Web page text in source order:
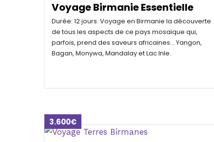
Voyage Birmanie Essentielle
Durée: 12 jours. Voyage en Birmanie la découverte
de tous les aspects de ce pays mosaïque qui,
parfois, prend des saveurs africaines… Yangon,
Bagan, Monywa, Mandalay et Lac Inle.
3.600€